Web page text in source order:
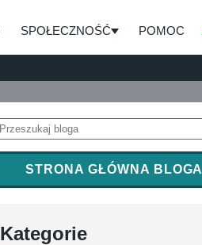
SPOŁECZNOŚĆ POMOC
STRONA GŁÓWNA BLOGA
Kategorie